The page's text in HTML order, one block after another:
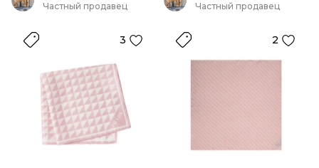
Частный продавец
3
Частный продавец
2